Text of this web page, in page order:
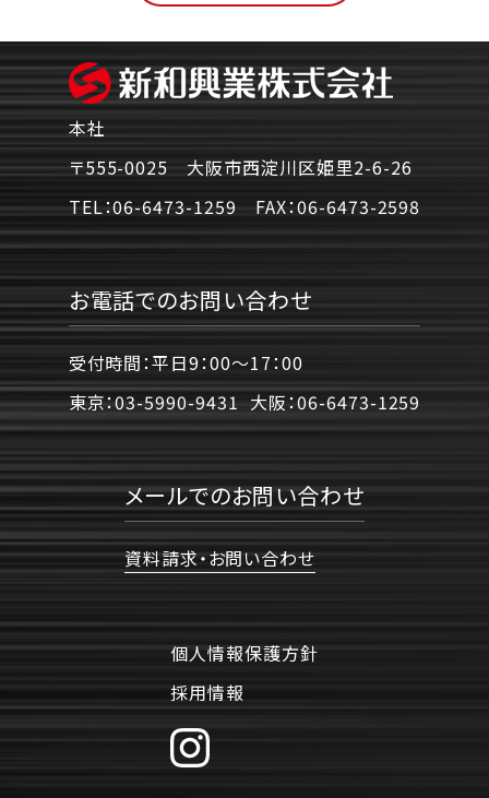
本社
〒555-0025 大阪市西淀川区姫里2-6-26
TEL：06-6473-1259 FAX：06-6473-2598
お電話でのお問い合わせ
受付時間：平日9：00〜17：00
東京：03-5990-9431 大阪：06-6473-1259
メールでのお問い合わせ
資料請求・お問い合わせ
個人情報保護方針
採用情報